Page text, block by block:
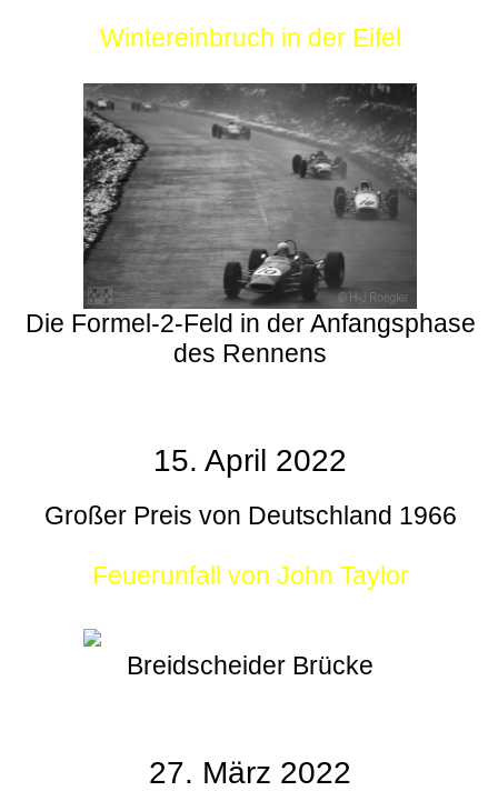
Wintereinbruch in der Eifel
Die Formel-2-Feld in der Anfangsphase
des Rennens
15. April 2022
Großer Preis von Deutschland 1966
Feuerunfall von John Taylor
Breidscheider Brücke
27. März 2022